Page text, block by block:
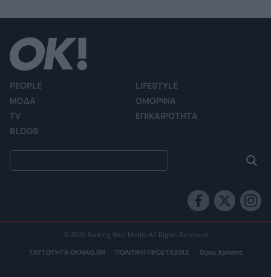
PEOPLE
LIFESTYLE
ΜΟΔΑ
ΟΜΟΡΦΙΑ
TV
ΕΠΙΚΑΙΡΟΤΗΤΑ
BLOGS
© 2026 Barking Well Media All Rights Reserved
ΤΑΥΤΟΤΗΤΑ OKMAG.GR ΠΟΛΙΤΙΚΗ ΠΡΟΣΤΑΣΙΑΣ Όροι Χρήσης